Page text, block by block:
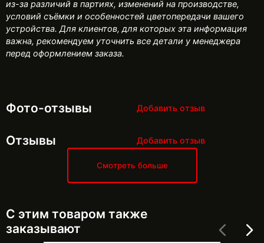
из-за различий в партиях, изменений на производстве,
условий съёмки и особенностей цветопередачи вашего
устройства. Для клиентов, для которых эта информация
важна, рекомендуем уточнить все детали у менеджера
перед оформлением заказа.
Фото-отзывы Добавить отзыв
Отзывы Добавить отзыв
Смотреть больше
С этим товаром также
заказывают